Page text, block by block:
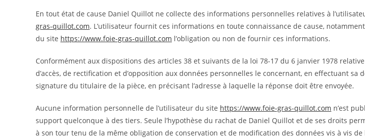
En tout état de cause Daniel Quillot ne collecte des informations personnelles relatives à
gras-quillot.com. L’utilisateur fournit ces informations en toute connaissance de cause,
du site https://www.foie-gras-quillot.com l’obligation ou non de fournir ces informations.
Conformément aux dispositions des articles 38 et suivants de la loi 78-17 du 6 janvier 1978
d’accès, de rectification et d’opposition aux données personnelles le concernant, en effectuant
signature du titulaire de la pièce, en précisant l’adresse à laquelle la réponse doit être envoyée.
Aucune information personnelle de l’utilisateur du site https://www.foie-gras-quillot.com n’est
support quelconque à des tiers. Seule l’hypothèse du rachat de Daniel Quillot et de ses droits
à son tour tenu de la même obligation de conservation et de modification des données vis à vis de